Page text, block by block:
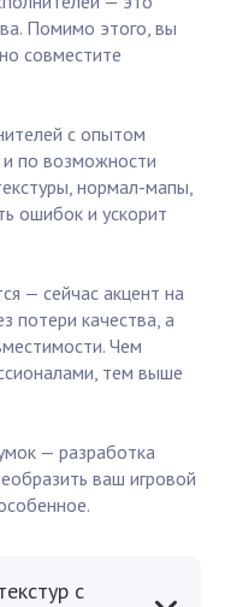
Помимо этого, вы
совместите
с опытом
по возможности
нормал-мапы,
ошибок и ускорит
— сейчас акцент на
потери качества, а
Чем
тем выше
— разработка
ваш игровой
с